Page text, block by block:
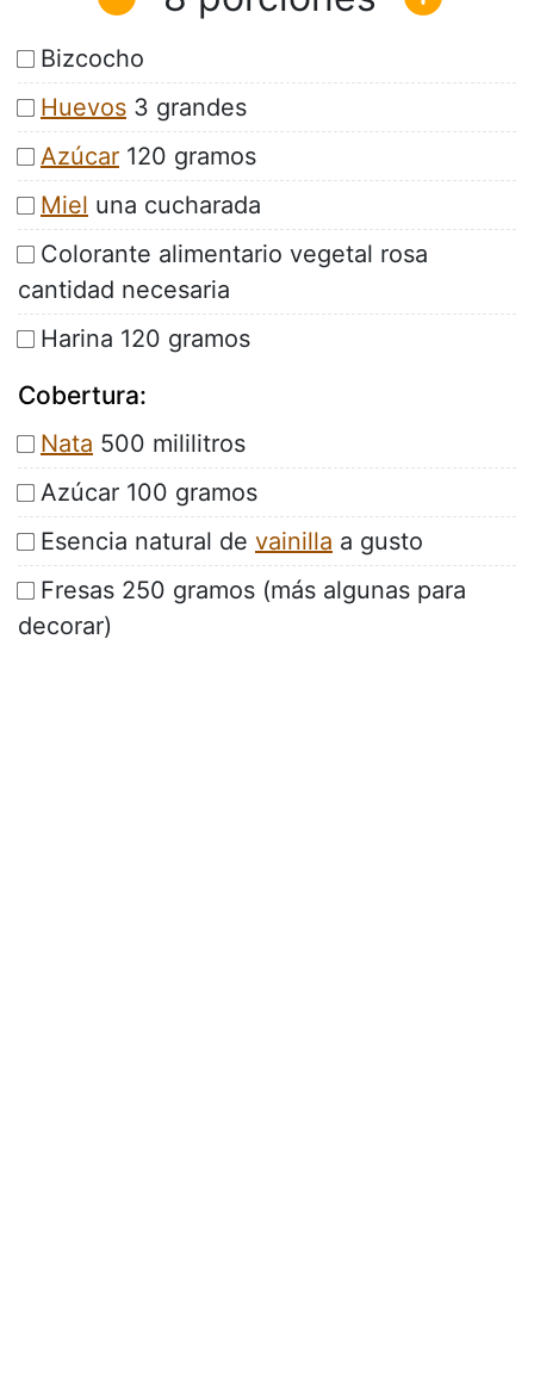
Bizcocho
Huevos 3 grandes
Azúcar 120 gramos
Miel una cucharada
Colorante alimentario vegetal rosa
cantidad necesaria
Harina 120 gramos
Cobertura:
Nata 500 mililitros
Azúcar 100 gramos
Esencia natural de vainilla a gusto
Fresas 250 gramos (más algunas para
decorar)